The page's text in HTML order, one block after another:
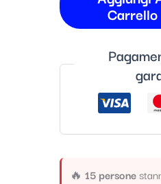
Carrello
🔥15 persone